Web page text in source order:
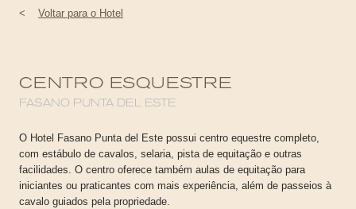
< Voltar para o Hotel
CENTRO ESQUESTRE
FASANO PUNTA DEL ESTE
O Hotel Fasano Punta del Este possui centro equestre completo,
com estábulo de cavalos, selaria, pista de equitação e outras
facilidades. O centro oferece também aulas de equitação para
iniciantes ou praticantes com mais experiência, além de passeios à
cavalo guiados pela propriedade.